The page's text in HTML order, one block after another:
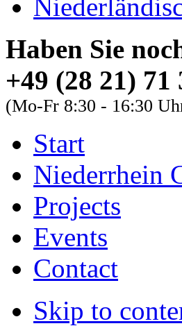
Haben Sie
+49 (28 21) 71
(Mo-Fr 8:30 - 16:30
Start
Niederrhein
Projects
Events
Contact
Skip to
Guides FAQs
Font Size
Increase font
Decrease font
Default font